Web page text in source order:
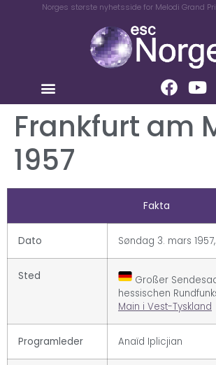
Norges største nyhetsside for Melodi Grand
Frankfurt am
1957
Fakta
Dato Søndag 3. mars
Sted
Großer
hessischen
Main i Vest-Tyskland
Programleder Anaïd Iplicjian